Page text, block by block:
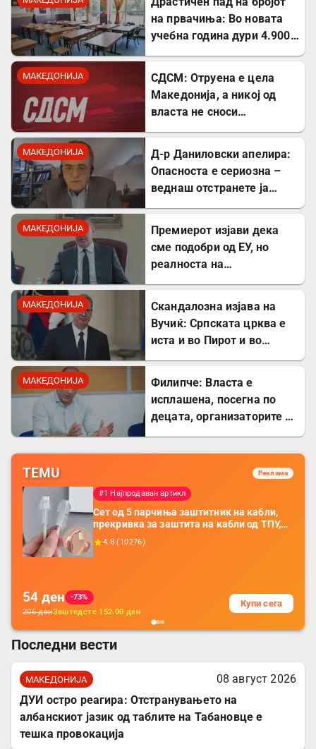
на првачиња: Во новата
учебна година дури 4.900
МАКЕДОНИЈА
СДСМ: Отруена е цела
Македонија, а никој од
власта не сноси
МАКЕДОНИЈА
Д-р Даниловски апелира:
Опасноста е сериозна –
веднаш отстранете ја
западнонилска треска!
МАКЕДОНИЈА
Премиерот изјави дека
сме подобри од ЕУ, но
реалноста на
МАКЕДОНИЈА
Скандалозна изјава на
Вучиќ: Српската црква е
иста и во Пирот и во
МАКЕДОНИЈА
Филипче: Власта е
исплашена, посегна по
децата, организаторите и
TEMU Реклама
#1 Најпродаван артикл
Сет од 5 парчиња заштитник на кабли,
прекривка за заштита на кабли од ТПУ,
додатоци за заштита на кабли, без
батерија, за мобилни телефони, комплет
4.8 ( 10276)
54 ден
-73%
206денЗаштедете 152.00 ден
Купи сега
Последни вести
МАКЕДОНИЈА
08 август 2026
ДУИ остро реагира: Отстранувањето на
албанскиот јазик од таблите на Табановце е
тешка провокација